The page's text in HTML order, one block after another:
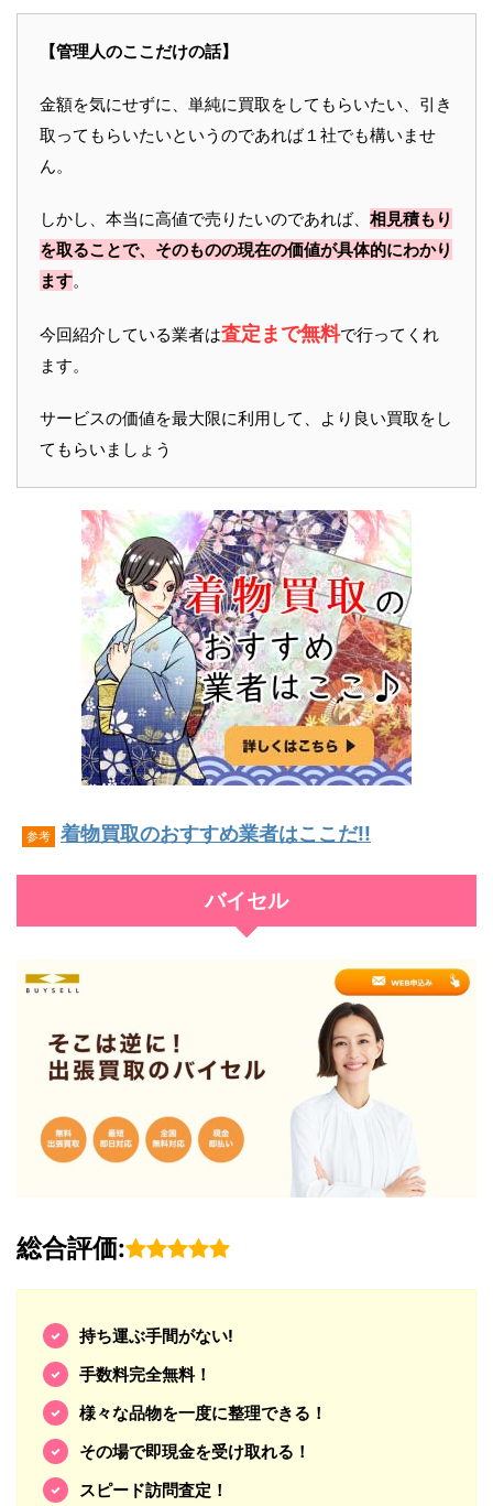
【管理人のここだけの話】
金額を気にせずに、単純に買取をしてもらいたい、引き
取ってもらいたいというのであれば１社でも構いませ
ん。
しかし、本当に高値で売りたいのであれば、 相見積もり
を取ることで、そのものの現在の価値が具体的にわかり
ます。
今回紹介している業者は査定まで無料で行ってくれ
ます。
サービスの価値を最大限に利用して、より良い買取をし
てもらいましょう
参考 着物買取のおすすめ業者はここだ!!
バイセル
総合評価:
持ち運ぶ手間がない!
手数料完全無料！
様々な品物を一度に整理できる！
その場で即現金を受け取れる！
スピード訪問査定！